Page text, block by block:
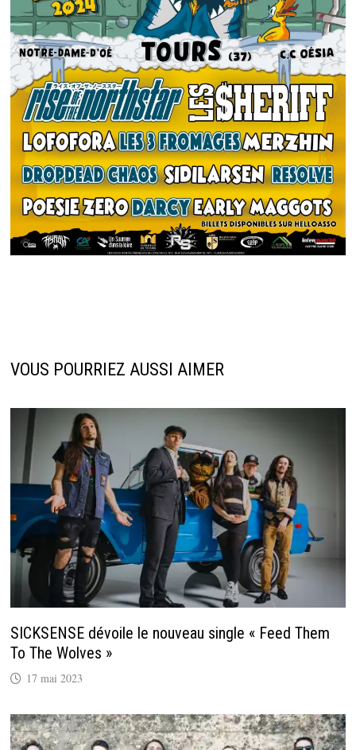
VOUS POURRIEZ AUSSI AIMER
SICKSENSE dévoile le nouveau single « Feed Them
To The Wolves »
17 mai 2023